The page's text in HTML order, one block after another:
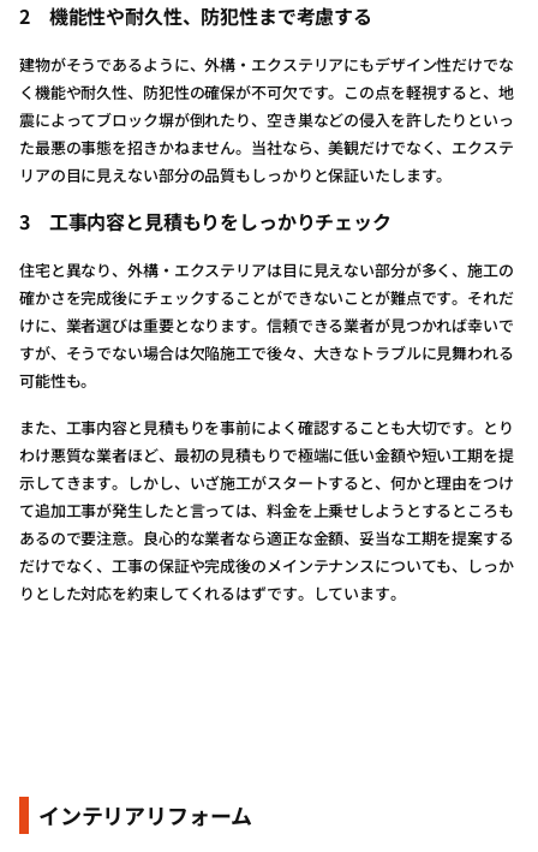
2 機能性や耐久性、防犯性まで考慮する
建物がそうであるように、外構・エクステリアにもデザイン性だけでな
く機能や耐久性、防犯性の確保が不可欠です。この点を軽視すると、地
震によってブロック塀が倒れたり、空き巣などの侵入を許したりといっ
た最悪の事態を招きかねません。当社なら、美観だけでなく、エクステ
リアの目に見えない部分の品質もしっかりと保証いたします。
3 工事内容と見積もりをしっかりチェック
住宅と異なり、外構・エクステリアは目に見えない部分が多く、施工の
確かさを完成後にチェックすることができないことが難点です。それだ
けに、業者選びは重要となります。信頼できる業者が見つかれば幸いで
すが、そうでない場合は欠陥施工で後々、大きなトラブルに見舞われる
可能性も。
また、工事内容と見積もりを事前によく確認することも大切です。とり
わけ悪質な業者ほど、最初の見積もりで極端に低い金額や短い工期を提
示してきます。しかし、いざ施工がスタートすると、何かと理由をつけ
て追加工事が発生したと言っては、料金を上乗せしようとするところも
あるので要注意。良心的な業者なら適正な金額、妥当な工期を提案する
だけでなく、工事の保証や完成後のメインテナンスについても、しっか
りとした対応を約束してくれるはずです。しています。
インテリアリフォーム